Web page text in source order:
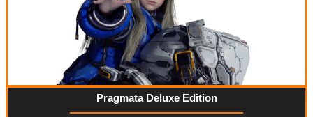
Pragmata Deluxe Edition